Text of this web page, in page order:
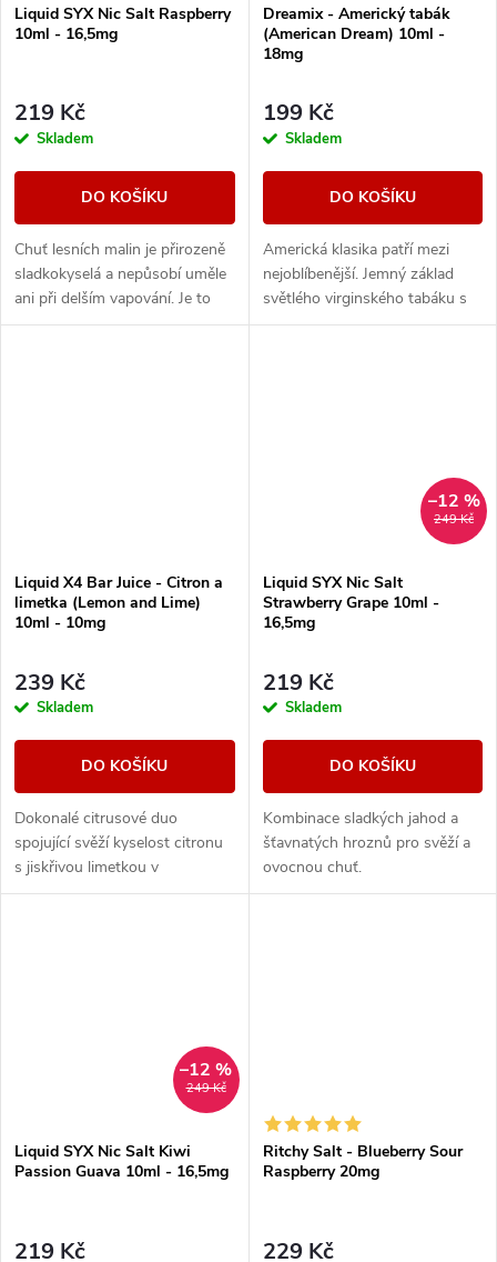
Liquid SYX Nic Salt Raspberry
10ml - 16,5mg
219 Kč
Skladem
DO KOŠÍKU
Chuť lesních malin je přirozeně
sladkokyselá a nepůsobí uměle
ani při delším vapování. Je to
ten typ e-liquidu, který tě
Dreamix - Americký tabák
(American Dream) 10ml -
18mg
199 Kč
Skladem
DO KOŠÍKU
Americká klasika patří mezi
nejoblíbenější. Jemný základ
světlého virginského tabáku s
sebou nese nenápadné lehce
Liquid X4 Bar Juice - Citron a
limetka (Lemon and Lime)
10ml - 10mg
239 Kč
Skladem
DO KOŠÍKU
Dokonalé citrusové duo
spojující svěží kyselost citronu
s jiskřivou limetkou v
kombinaci, která přináší
249 Kč
–12 %
Liquid SYX Nic Salt
Strawberry Grape 10ml -
16,5mg
219 Kč
Skladem
DO KOŠÍKU
Kombinace sladkých jahod a
šťavnatých hroznů pro svěží a
ovocnou chuť.
249 Kč
–12 %
Liquid SYX Nic Salt Kiwi
Passion Guava 10ml - 16,5mg
219 Kč
Ritchy Salt - Blueberry Sour
Raspberry 20mg
229 Kč